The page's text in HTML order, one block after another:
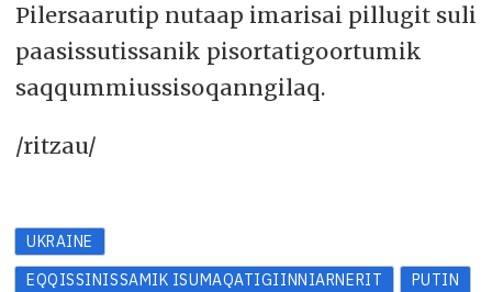
Pilersaarutip nutaap imarisai pillugit suli
paasissutissanik pisortatigoortumik
saqqummiussisoqanngilaq.
/ritzau/
UKRAINE
EQQISSINISSAMIK ISUMAQATIGIINNIARNERIT
PUTIN